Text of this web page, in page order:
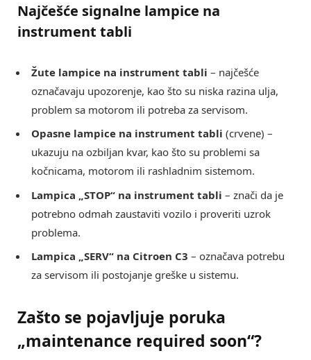
Najčešće signalne lampice na
instrument tabli
Žute lampice na instrument tabli – najčešće
označavaju upozorenje, kao što su niska razina ulja,
problem sa motorom ili potreba za servisom.
Opasne lampice na instrument tabli (crvene) –
ukazuju na ozbiljan kvar, kao što su problemi sa
kočnicama, motorom ili rashladnim sistemom.
Lampica „STOP“ na instrument tabli – znači da je
potrebno odmah zaustaviti vozilo i proveriti uzrok
problema.
Lampica „SERV“ na Citroen C3 – označava potrebu
za servisom ili postojanje greške u sistemu.
Zašto se pojavljuje poruka
„maintenance required soon“?